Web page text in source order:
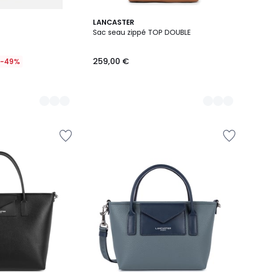
-49%
LANCASTER
Sac seau zippé TOP DOUBLE
259,00 €
3
Couleurs